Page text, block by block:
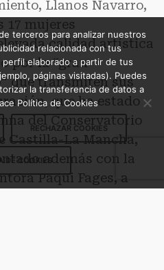
Llanos Navarro,
17 mujeres
calidad artística
por la “gran
que transmiten sus
que ha estado
del Conservatorio
Castilla-La Mancha,
además con la
Paqui Fages, a
terceros para analizar nuestros
relacionada con tus
elaborado a partir de tus
páginas visitadas). Puedes
la transferencia de datos a
Política de Cookies
RECHAZAR COOKIES
DE COOKIES